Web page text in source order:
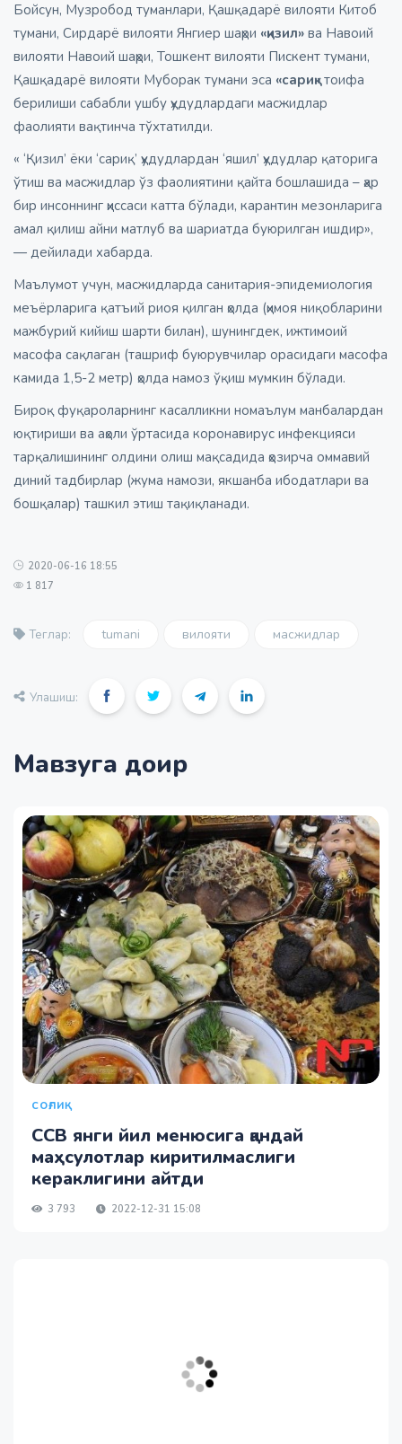
Бойсун, Музробод туманлари, Қашқадарё вилояти Китоб
тумани, Сирдарё вилояти Янгиер шаҳри «қизил» ва Навоий
вилояти Навоий шаҳри, Тошкент вилояти Пискент тумани,
Қашқадарё вилояти Муборак тумани эса «сариқ»тоифа
берилиши сабабли ушбу ҳудудлардаги масжидлар
фаолияти вақтинча тўхтатилди.
« ‘Қизил’ ёки ‘сариқ’ ҳудудлардан ‘яшил’ ҳудудлар қаторига
ўтиш ва масжидлар ўз фаолиятини қайта бошлашида – ҳар
бир инсоннинг ҳиссаси катта бўлади, карантин мезонларига
амал қилиш айни матлуб ва шариатда буюрилган ишдир»,
— дейилади хабарда.
Маълумот учун, масжидларда санитария-эпидемиология
меъёрларига қатъий риоя қилган ҳолда (ҳимоя ниқобларини
мажбурий кийиш шарти билан), шунингдек, ижтимоий
масофа сақлаган (ташриф буюрувчилар орасидаги масофа
камида 1,5-2 метр) ҳолда намоз ўқиш мумкин бўлади.
Бироқ фуқароларнинг касалликни номаълум манбалардан
юқтириши ва аҳоли ўртасида коронавирус инфекцияси
тарқалишининг олдини олиш мақсадида ҳозирча оммавий
диний тадбирлар (жума намози, якшанба ибодатлари ва
бошқалар) ташкил этиш тақиқланади.
2020-06-16 18:55
1 817
Теглар: tumani вилояти масжидлар
Улашиш:
Мавзуга доир
СОҒЛИҚ
ССВ янги йил менюсига қандай
маҳсулотлар киритилмаслиги
кераклигини айтди
3 793 2022-12-31 15:08